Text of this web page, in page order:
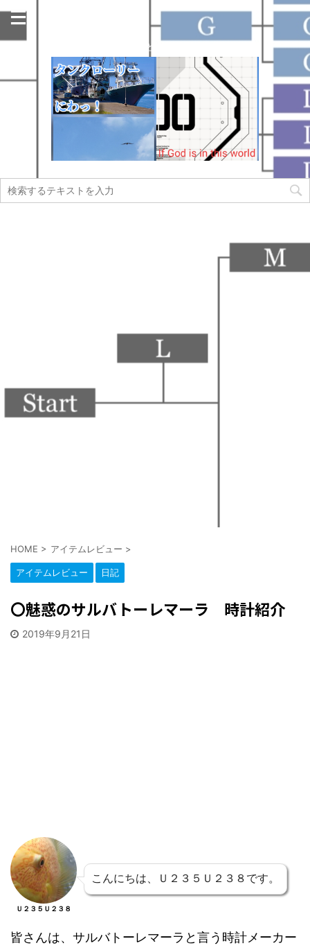
今日も名古屋の街のどこかで走っています！
HOME > アイテムレビュー >
アイテムレビュー 日記
〇魅惑のサルバトーレマーラ 時計紹介
2019年9月21日
Ｕ２３５Ｕ２３８
こんにちは、Ｕ２３５Ｕ２３８です。
皆さんは、サルバトーレマーラと言う時計メーカー